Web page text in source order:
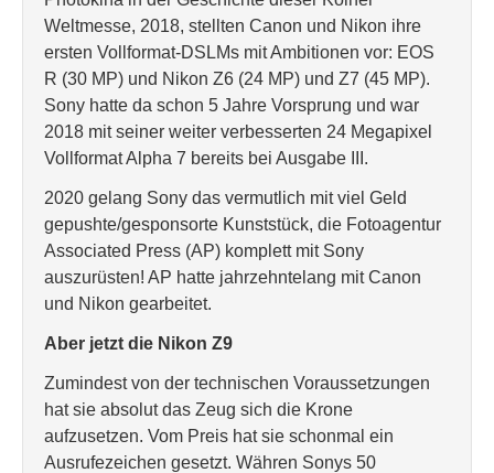
Weltmesse, 2018, stellten Canon und Nikon ihre
ersten Vollformat-DSLMs mit Ambitionen vor: EOS
R (30 MP) und Nikon Z6 (24 MP) und Z7 (45 MP).
Sony hatte da schon 5 Jahre Vorsprung und war
2018 mit seiner weiter verbesserten 24 Megapixel
Vollformat Alpha 7 bereits bei Ausgabe III.
2020 gelang Sony das vermutlich mit viel Geld
gepushte/gesponsorte Kunststück, die Fotoagentur
Associated Press (AP) komplett mit Sony
auszurüsten! AP hatte jahrzehntelang mit Canon
und Nikon gearbeitet.
Aber jetzt die Nikon Z9
Zumindest von der technischen Voraussetzungen
hat sie absolut das Zeug sich die Krone
aufzusetzen. Vom Preis hat sie schonmal ein
Ausrufezeichen gesetzt. Währen Sonys 50